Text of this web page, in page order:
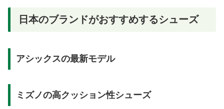
日本のブランドがおすすめするシューズ
アシックスの最新モデル
ミズノの高クッション性シューズ